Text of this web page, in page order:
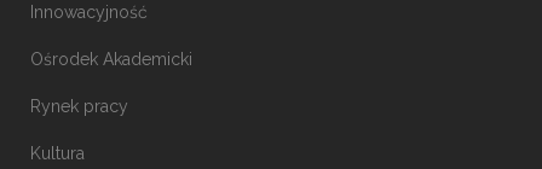
Innowacyjność
Ośrodek Akademicki
Rynek pracy
Kultura